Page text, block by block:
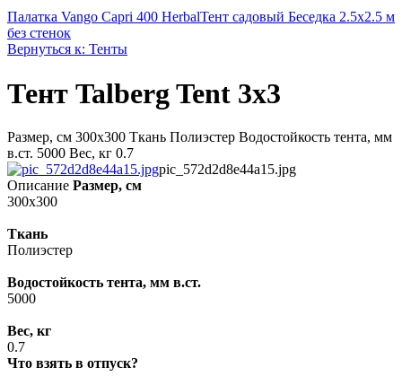
Палатка Vango Capri 400 HerbalТент садовый Беседка 2.5х2.5 м
без стенок
Вернуться к: Тенты
Тент Talberg Tent 3x3
Размер, см 300x300 Ткань Полиэстер Водостойкость тента, мм
в.ст. 5000 Вес, кг 0.7
pic_572d2d8e44a15.jpg
Описание Размер, см
300x300
Ткань
Полиэстер
Водостойкость тента, мм в.ст.
5000
Вес, кг
0.7
Что взять в отпуск?